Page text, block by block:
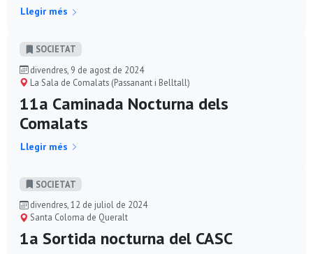
Llegir més
SOCIETAT
divendres, 9 de agost de 2024
La Sala de Comalats (Passanant i Belltall)
11a Caminada Nocturna dels
Comalats
Llegir més
SOCIETAT
divendres, 12 de juliol de 2024
Santa Coloma de Queralt
1a Sortida nocturna del CASC